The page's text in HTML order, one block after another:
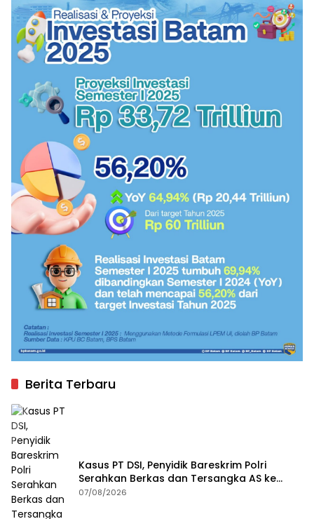
Berita Terbaru
Kasus PT DSI, Penyidik Bareskrim Polri
Serahkan Berkas dan Tersangka AS ke
Kejari Depok
07/08/2026